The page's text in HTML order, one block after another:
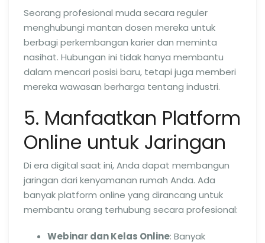
Seorang profesional muda secara reguler
menghubungi mantan dosen mereka untuk
berbagi perkembangan karier dan meminta
nasihat. Hubungan ini tidak hanya membantu
dalam mencari posisi baru, tetapi juga memberi
mereka wawasan berharga tentang industri.
5. Manfaatkan Platform
Online untuk Jaringan
Di era digital saat ini, Anda dapat membangun
jaringan dari kenyamanan rumah Anda. Ada
banyak platform online yang dirancang untuk
membantu orang terhubung secara profesional:
Webinar dan Kelas Online: Banyak